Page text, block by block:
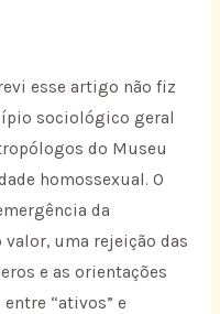
esse artigo não fiz
sociológico geral
do Museu
homossexual. O
da
uma rejeição das
e as orientações
“ativos” e